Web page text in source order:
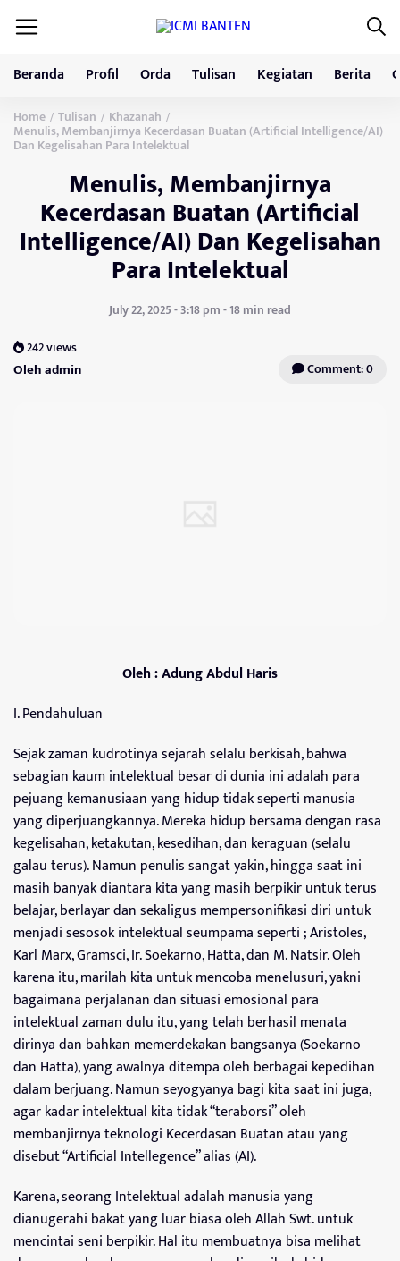
Beranda Profil Orda Tulisan Kegiatan Berita
Home / Tulisan / Khazanah /
Menulis, Membanjirnya Kecerdasan Buatan (Artificial Intelligence/AI)
Dan Kegelisahan Para Intelektual
Menulis, Membanjirnya
Kecerdasan Buatan (Artificial
Intelligence/AI) Dan Kegelisahan
Para Intelektual
July 22, 2025 - 3:18 pm - 18 min read
242 views
Oleh admin Comment: 0
Oleh : Adung Abdul Haris
I. Pendahuluan
Sejak zaman kudrotinya sejarah selalu berkisah, bahwa
sebagian kaum intelektual besar di dunia ini adalah para
pejuang kemanusiaan yang hidup tidak seperti manusia
yang diperjuangkannya. Mereka hidup bersama dengan rasa
kegelisahan, ketakutan, kesedihan, dan keraguan (selalu
galau terus). Namun penulis sangat yakin, hingga saat ini
masih banyak diantara kita yang masih berpikir untuk terus
belajar, berlayar dan sekaligus mempersonifikasi diri untuk
menjadi sesosok intelektual seumpama seperti ; Aristoles,
Karl Marx, Gramsci, Ir. Soekarno, Hatta, dan M. Natsir. Oleh
karena itu, marilah kita untuk mencoba menelusuri, yakni
bagaimana perjalanan dan situasi emosional para
intelektual zaman dulu itu, yang telah berhasil menata
dirinya dan bahkan memerdekakan bangsanya (Soekarno
dan Hatta), yang awalnya ditempa oleh berbagai kepedihan
dalam berjuang. Namun seyogyanya bagi kita saat ini juga,
agar kadar intelektual kita tidak “teraborsi” oleh
membanjirnya teknologi Kecerdasan Buatan atau yang
disebut “Artificial Intellegence” alias (AI).
Karena, seorang Intelektual adalah manusia yang
dianugerahi bakat yang luar biasa oleh Allah Swt. untuk
mencintai seni berpikir. Hal itu membuatnya bisa melihat